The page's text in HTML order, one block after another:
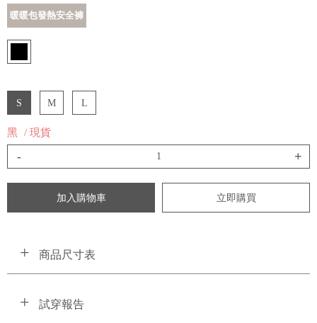
暖暖包發熱安全褲
S M L
黑 / 現貨
- +
加入購物車 立即購買
商品尺寸表
試穿報告